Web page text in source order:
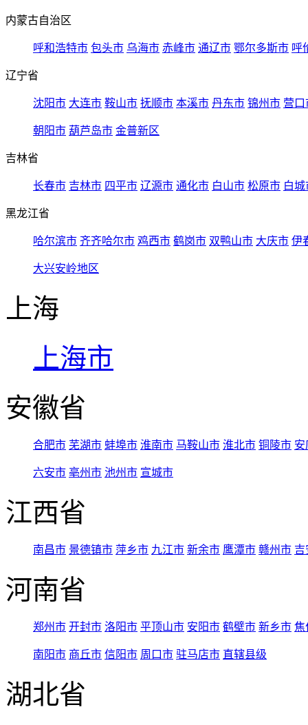
内蒙古自治区
呼和浩特市 包头市 乌海市 赤峰市 通辽市 鄂尔多斯市 呼
辽宁省
沈阳市 大连市 鞍山市 抚顺市 本溪市 丹东市 锦州市 营口
朝阳市 葫芦岛市 金普新区
吉林省
长春市 吉林市 四平市 辽源市 通化市 白山市 松原市 白城
黑龙江省
哈尔滨市 齐齐哈尔市 鸡西市 鹤岗市 双鸭山市 大庆市 伊
大兴安岭地区
上海
上海市
安徽省
合肥市 芜湖市 蚌埠市 淮南市 马鞍山市 淮北市 铜陵市 安
六安市 亳州市 池州市 宣城市
江西省
南昌市 景德镇市 萍乡市 九江市 新余市 鹰潭市 赣州市 吉
河南省
郑州市 开封市 洛阳市 平顶山市 安阳市 鹤壁市 新乡市 焦
南阳市 商丘市 信阳市 周口市 驻马店市 直辖县级
湖北省